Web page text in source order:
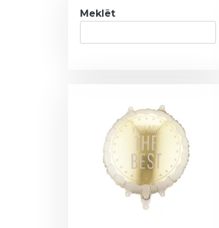
Meklēt